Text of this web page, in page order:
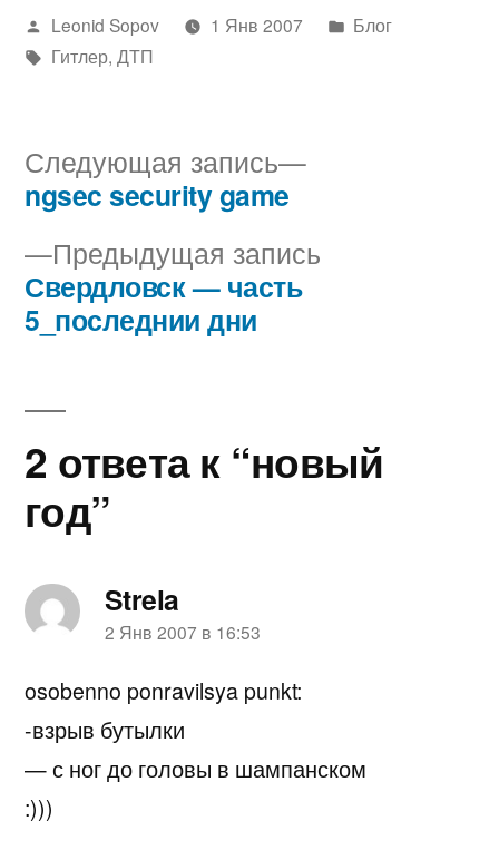
Написано
автором
Leonid Sopov 1 Янв 2007
Написано
Блог
Метки:
Гитлер, ДТП
Навигация
по
записям
Предыдущая запись
Свердловск — часть
5_последнии дни
Следующая запись
Следующая
ngsec security game
2 ответа к “новый
год”
Strela
пишет:
2 Янв 2007 в 16:53
osobenno ponravilsya punkt:
-взрыв бутылки
— с ног до головы в шампанском
:)))